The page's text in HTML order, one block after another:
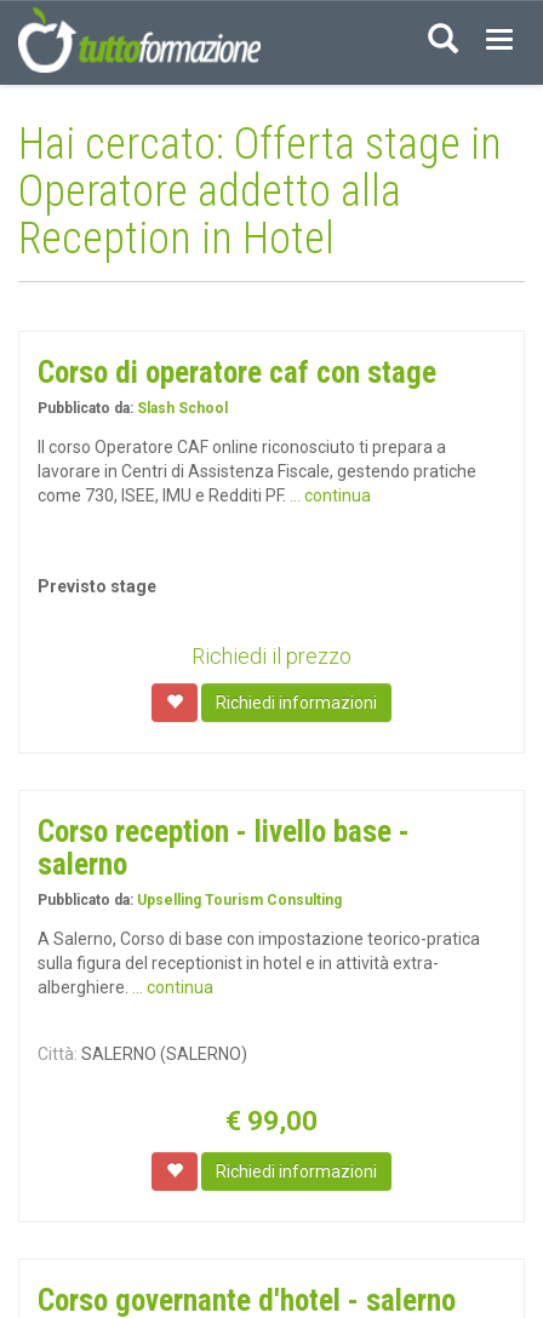
Hai cercato: Offerta stage in
Operatore addetto alla
Reception in Hotel
Corso di operatore caf con stage
Pubblicato da: Slash School
Il corso Operatore CAF online riconosciuto ti prepara a
lavorare in Centri di Assistenza Fiscale, gestendo pratiche
come 730, ISEE, IMU e Redditi PF.
... continua
Previsto stage
Richiedi il prezzo
Richiedi informazioni
Corso reception - livello base -
salerno
Pubblicato da: Upselling Tourism Consulting
A Salerno, Corso di base con impostazione teorico-pratica
sulla figura del receptionist in hotel e in attività extra-
alberghiere.
... continua
Città: SALERNO (SALERNO)
€ 99,00
Richiedi informazioni
Corso governante d'hotel - salerno